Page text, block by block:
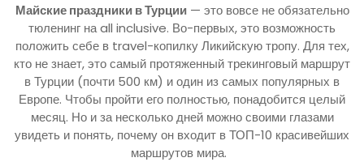
Майские праздники в Турции— это вовсе не обязательно
тюленинг на all inclusive. Во-первых, это возможность
положить себе в travel-копилку Ликийскую тропу. Для тех,
кто не знает, это самый протяженный трекинговый маршрут
в Турции (почти 500 км) и один из самых популярных в
Европе. Чтобы пройти его полностью, понадобится целый
месяц. Но и за несколько дней можно своими глазами
увидеть и понять, почему он входит в ТОП-10 красивейших
маршрутов мира.